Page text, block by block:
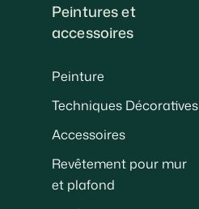
Peintures et
accessoires
Peinture
Techniques Décoratives
Accessoires
Revêtement pour mur
et plafond